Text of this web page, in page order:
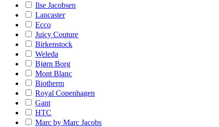
Ilse Jacobsen
Lancaster
Ecco
Juicy Couture
Birkenstock
Weleda
Bjørn Borg
Mont Blanc
Biotherm
Royal Copenhagen
Gant
HTC
Marc by Marc Jacobs